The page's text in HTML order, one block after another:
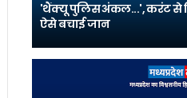
'थैंक्यू पुलिस अंकल...', करंट से
ऐसे बचाई जान